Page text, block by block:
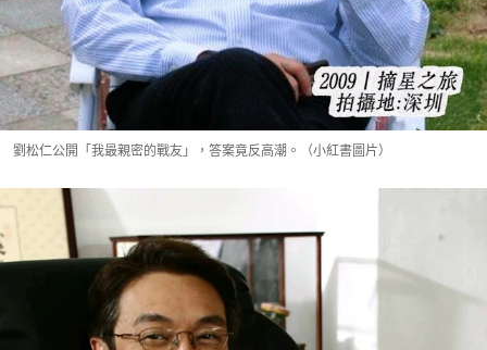
劉松仁公開「我最親密的戰友」，答案竟反高潮。（小紅書圖片）